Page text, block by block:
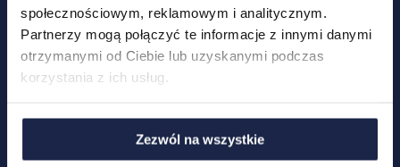
społecznościowym, reklamowym i analitycznym.
Partnerzy mogą połączyć te informacje z innymi danymi
otrzymanymi od Ciebie lub uzyskanymi podczas
korzystania z ich usług.
Zezwól na wszystkie
O nas
FAQ